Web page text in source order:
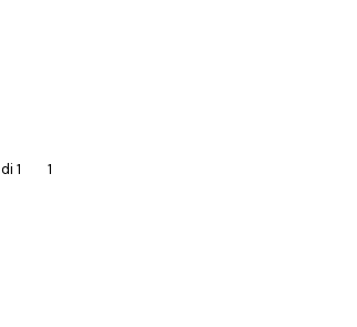
di 1 1